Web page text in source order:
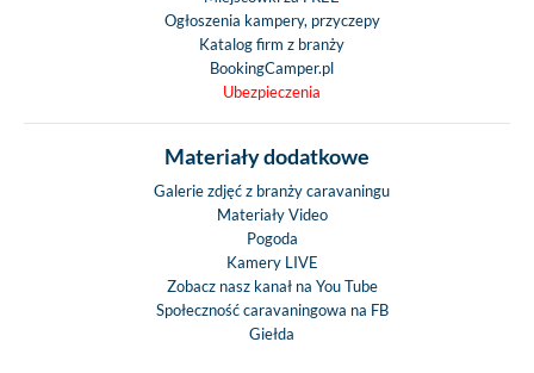
Ogłoszenia kampery, przyczepy
Katalog firm z branży
BookingCamper.pl
Ubezpieczenia
Materiały dodatkowe
Galerie zdjęć z branży caravaningu
Materiały Video
Pogoda
Kamery LIVE
Zobacz nasz kanał na You Tube
Społeczność caravaningowa na FB
Giełda